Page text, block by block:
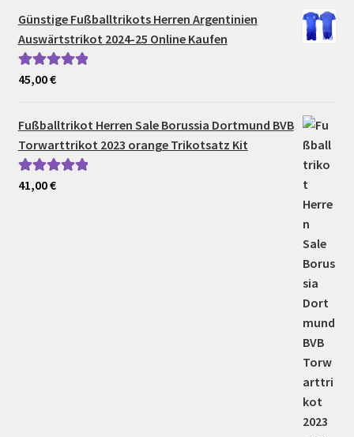
Günstige Fußballtrikots Herren Argentinien
Auswärtstrikot 2024-25 Online Kaufen
Bewertet mit
45,00€
Fußballtrikot Herren Sale Borussia Dortmund BVB
Torwarttrikot 2023 orange Trikotsatz Kit
Bewertet mit
41,00€